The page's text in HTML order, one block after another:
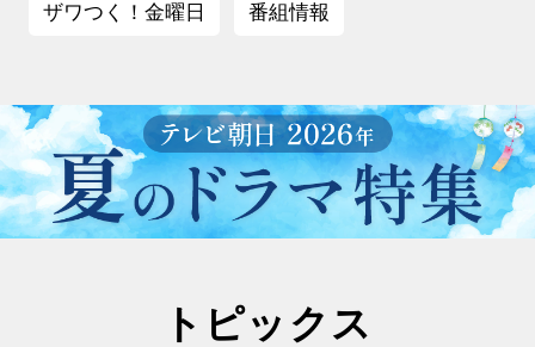
ザワつく！金曜日 番組情報
トピックス